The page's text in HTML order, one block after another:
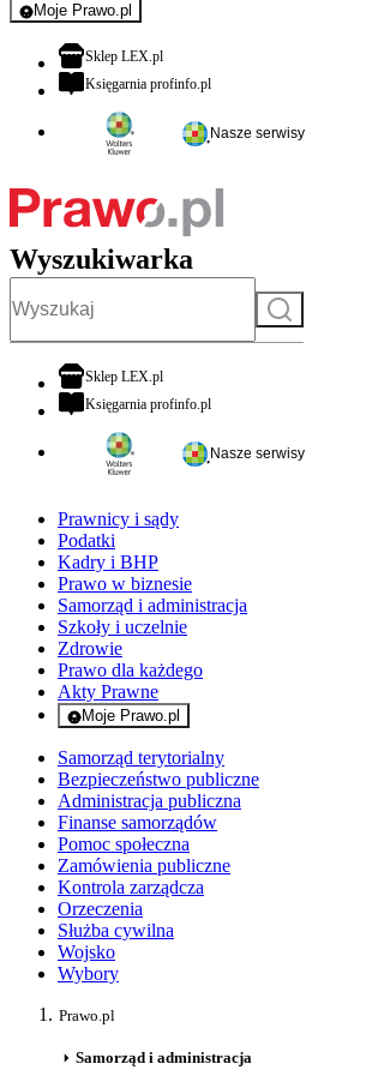
Moje Prawo.pl
- rejestracja i logowanie do serwisu
Sklep LEX.plotwiera się w nowej karcie
Księgarnia profinfo.plotwiera się w nowej karcie
Nasze serwisy
Wyszukiwarka
Szukaj
Sklep LEX.plotwiera się w nowej karcie
Księgarnia profinfo.plotwiera się w nowej karcie
Nasze serwisy
Prawnicy i sądy
Podatki
Kadry i BHP
Prawo w biznesie
Samorząd i administracja
Szkoły i uczelnie
Zdrowie
Prawo dla każdego
Akty Prawne
Moje Prawo.pl
- rejestracja i logowanie do serwisu
Samorząd terytorialny
Bezpieczeństwo publiczne
Administracja publiczna
Finanse samorządów
Pomoc społeczna
Zamówienia publiczne
Kontrola zarządcza
Orzeczenia
Służba cywilna
Wojsko
Wybory
Prawo.pl
Samorząd i administracja